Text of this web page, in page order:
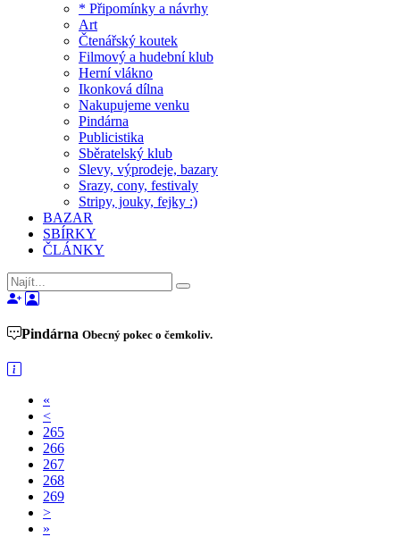
* Připomínky a návrhy
Art
Čtenářský koutek
Filmový a hudební klub
Herní vlákno
Ikonková dílna
Nakupujeme venku
Pindárna
Publicistika
Sběratelský klub
Slevy, výprodeje, bazary
Srazy, cony, festivaly
Stripy, jouky, fejky :)
BAZAR
SBÍRKY
ČLÁNKY
Pindárna Obecný pokec o čemkoliv.
«
<
265
266
267
268
269
>
»